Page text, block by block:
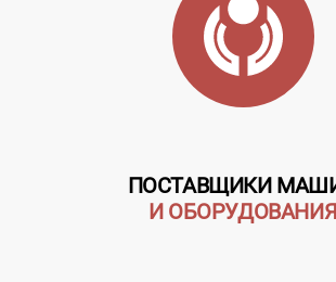
ПОСТАВЩИКИ
И ОБОРУДОВАНИЯ